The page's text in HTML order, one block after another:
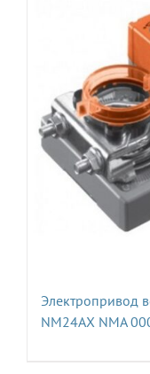
Электропривод
NM24AX NMA